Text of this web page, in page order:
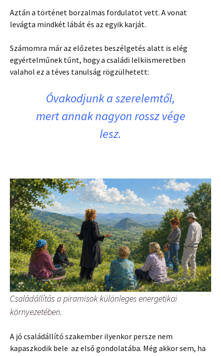
Aztán a történet borzalmas fordulatot vett. A vonat
levágta mindkét lábát és az egyik karját.
Számomra már az előzetes beszélgetés alatt is elég
egyértelműnek tűnt, hogy a családi lelkiismeretben
valahol ez a téves tanulság rögzülhetett:
Óvakodjunk a szerelemtől,
mert annak nagyon rossz vége
lesz.
Családállítás a piramisok különleges energetikai
környezetében.
A jó családállító szakember ilyenkor persze nem
kapaszkodik bele az első gondolatába. Még akkor sem, ha